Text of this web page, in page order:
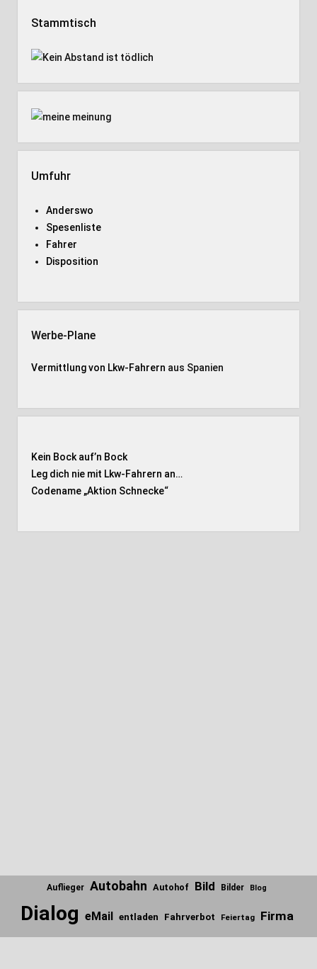
Stammtisch
Umfuhr
Anderswo
Spesenliste
Fahrer
Disposition
Werbe-Plane
Vermittlung von Lkw-Fahrern aus Spanien
Kein Bock auf’n Bock
Leg dich nie mit Lkw-Fahrern an…
Codename „Aktion Schnecke“
Auflieger Autobahn Autohof Bild Bilder Blog
Dialog eMail entladen Fahrverbot Feiertag Firma
Internet